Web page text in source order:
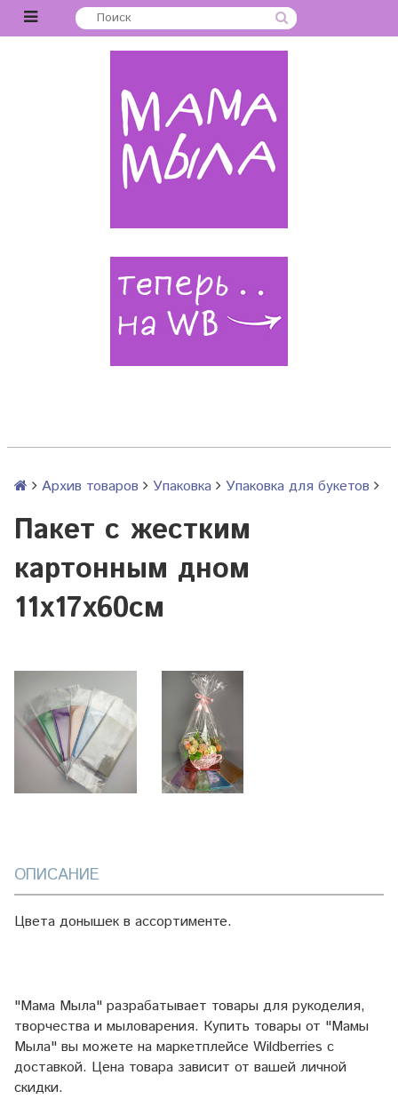
Архив товаров Упаковка Упаковка для букетов
Пакет с жестким
картонным дном
11х17х60см
ОПИСАНИЕ
Цвета донышек в ассортименте.
"Мама Мыла" разрабатывает товары для рукоделия,
творчества и мыловарения. Купить товары от "Мамы
Мыла" вы можете на маркетплейсе Wildberries с
доставкой. Цена товара зависит от вашей личной
скидки.